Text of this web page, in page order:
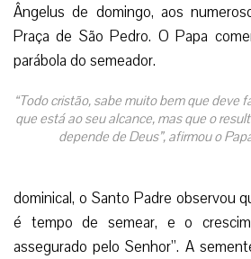
Ângelus de domingo, aos
Praça de São Pedro. O Papa
parábola do semeador.
“Todo cristão, sabe muito bem que deve
que está ao seu alcance, mas que o
depende de Deus”, afirmou o
dominical, o Santo Padre observou
é tempo de semear, e o
assegurado pelo Senhor”. A